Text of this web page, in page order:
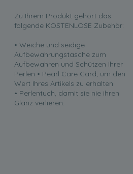
Zu Ihrem Produkt gehört das
folgende KOSTENLOSE Zubehör:
• Weiche und seidige
Aufbewahrungstasche zum
Aufbewahren und Schützen Ihrer
Perlen • Pearl Care Card, um den
Wert Ihres Artikels zu erhalten
• Perlentuch, damit sie nie ihren
Glanz verlieren.